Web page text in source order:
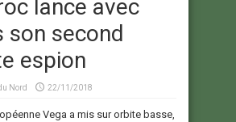
lance avec
son second
espion
Nord 22/11/2018
Vega a mis sur orbite basse,